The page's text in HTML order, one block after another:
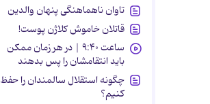
تاوان ناهماهنگی پنهان والدین
قاتلان خاموش کلاژن پوست!
ساعت ۹:۴۰ | در هر زمان ممکن
باید انتقامشان را پس بدهند
چگونه استقلال سالمندان را حفظ
کنیم؟